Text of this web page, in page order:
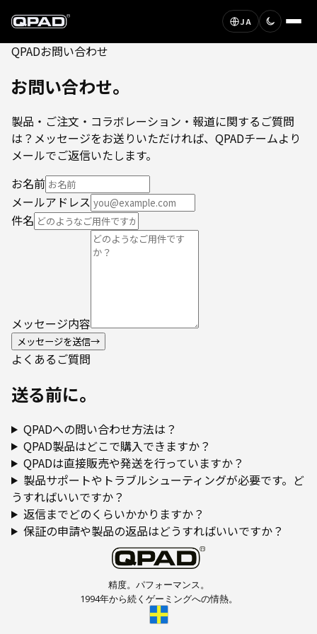
JA
QPADお問い合わせ
お問い合わせ。
製品・ご注文・コラボレーション・報道に関するご質問
は？メッセージをお送りいただければ、QPADチームより
メールでご返信いたします。
お名前
メールアドレス
件名
メッセージ内容
メッセージを送信→
よくあるご質問
送る前に。
QPADへの問い合わせ方法は？
QPAD製品はどこで購入できますか？
QPADは直接販売や発送を行っていますか？
製品サポートやトラブルシューティングが必要です。ど
うすればいいですか？
返信までどのくらいかかりますか？
保証の申請や製品の返品はどうすればいいですか？
精度。パフォーマンス。
1994年から続くゲーミングへの情熱。